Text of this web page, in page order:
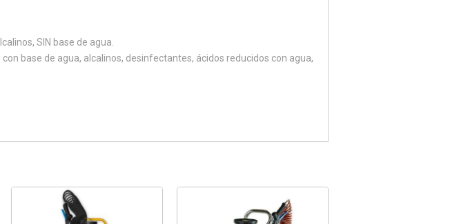
SIN base de agua.
base de agua, alcalinos, desinfectantes, ácidos reducidos con agua,